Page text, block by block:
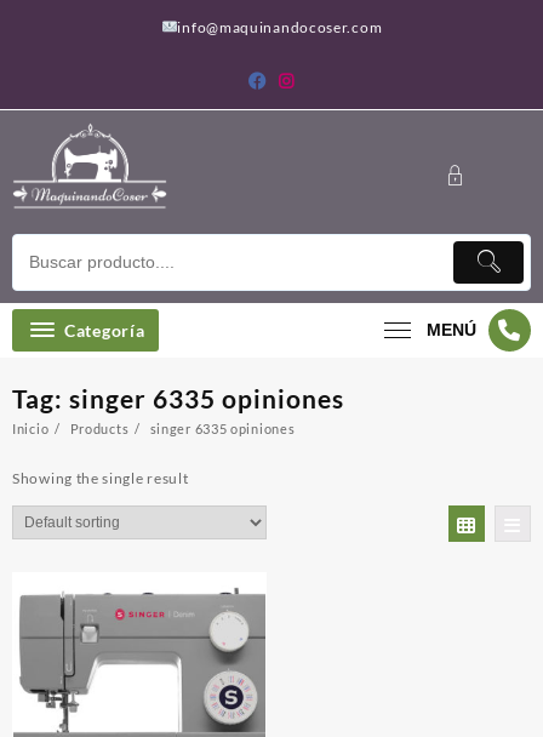
info@maquinandocoser.com
Categoría MENÚ
Tag: singer 6335 opiniones
Inicio Products singer 6335 opiniones
Showing the single result